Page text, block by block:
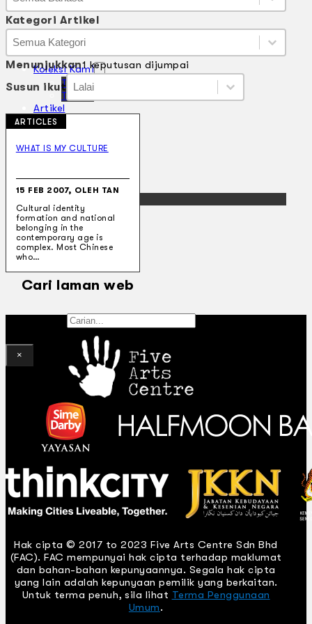
Koleksi Kami
Teater
Tarian
Artikel
Penapisan
Sejarah Lisan
Mengenai Kami
Cari laman web
×
Bahasa
Kategori Artikel
Kategori Artikel
Kategori Artikel
Kategori Artikel
Menunjukkan1 keputusan dijumpai
Susun ikut Susun ikut
Susun ikut
Susun ikut
ARTICLES
WHAT IS MY CULTURE
15 FEB 2007, OLEH TAN
Cultural identity
formation and national
belonging in the
contemporary age is
complex. Most Chinese
who…
Hak cipta © 2017 to 2023 Five Arts Centre Sdn Bhd
(FAC). FAC mempunyai hak cipta terhadap maklumat
dan bahan-bahan kepunyaannya. Segala hak cipta
yang lain adalah kepunyaan pemilik yang berkaitan.
Untuk terma penuh, sila lihat Terma Penggunaan
Umum.